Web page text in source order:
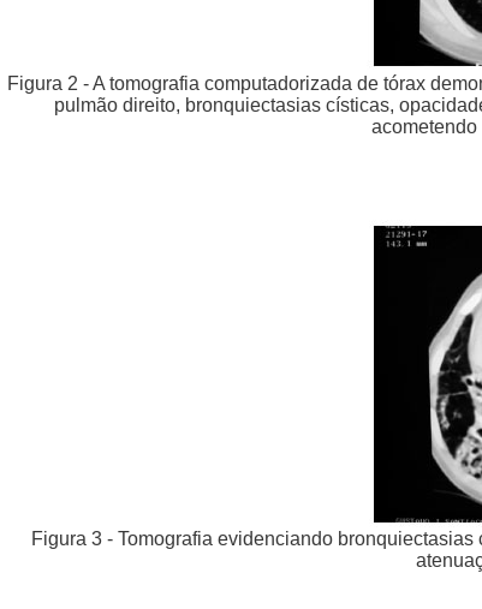
Figura 2 - A tomografia computadorizada de tórax
pulmão direito, bronquiectasias císticas,
Figura 3 - Tomografia evidenciando